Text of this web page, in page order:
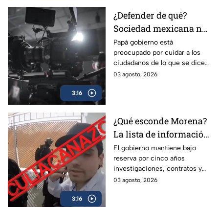
3:16
¿Defender de qué?
Sociedad mexicana no
necesita lineamientos
para saber qué ver en
los medios
Papá gobierno está
preocupado por cuidar a los
ciudadanos de lo que se dice
en los medios, pero esta
03 agosto, 2026
3:16
¿Qué esconde Morena?
La lista de información
que el gobierno
mantiene bajo llave
El gobierno mantiene bajo
reserva por cinco años
investigaciones, contratos y
obras públicas. Especialistas
03 agosto, 2026